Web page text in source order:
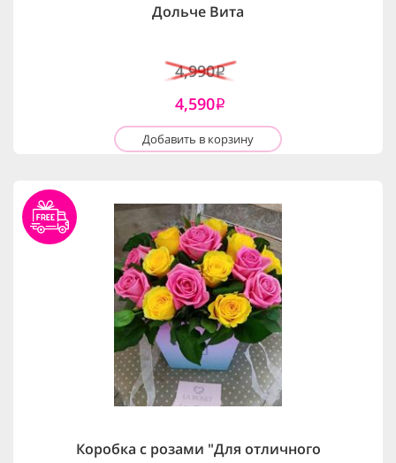
Дольче Вита
4,990i
4,590i
Добавить в корзину
Коробка с розами "Для отличного